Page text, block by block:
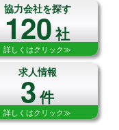
協力会社を探す
120社
詳しくはクリック≫
求人情報
3件
詳しくはクリック≫